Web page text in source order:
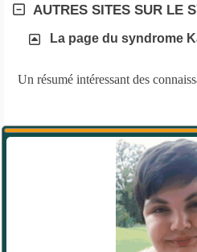
AUTRES SITES SUR LE
La page du syndrome
Un résumé intéressant des